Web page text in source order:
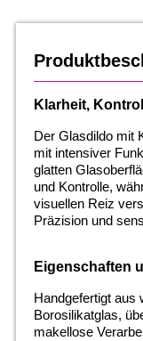
Klarheit,
Der Glasdildo mit
mit intensiver
glatten
und Kontrolle,
visuellen Reiz
Präzision und
Eigenschaften
Handgefertigt aus
Borosilikatglas,
makellose